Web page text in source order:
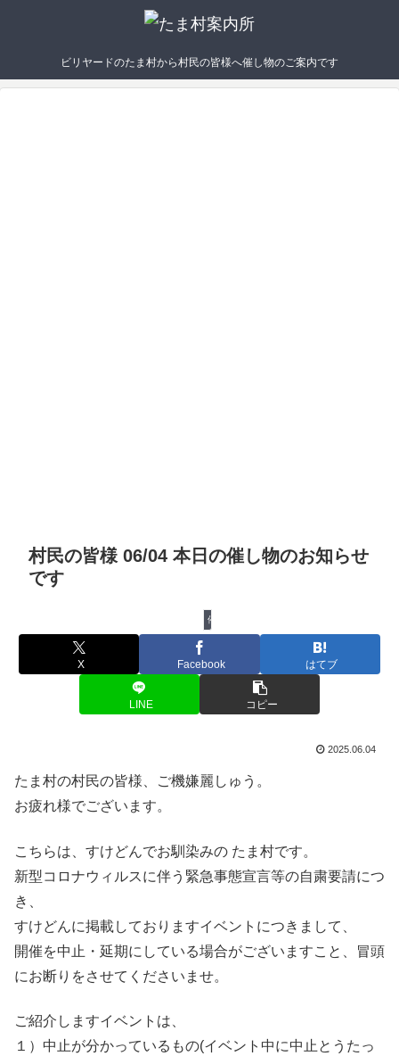
ビリヤードのたま村から村民の皆様へ催し物のご案内です
村民の皆様 06/04 本日の催し物のお知らせ
です
催し物
X Facebook はてブ
LINE コピー
2025.06.04
たま村の村民の皆様、ご機嫌麗しゅう。
お疲れ様でございます。
こちらは、すけどんでお馴染みの たま村です。
新型コロナウィルスに伴う緊急事態宣言等の自粛要請につ
き、
すけどんに掲載しておりますイベントにつきまして、
開催を中止・延期にしている場合がございますこと、冒頭
にお断りをさせてくださいませ。
ご紹介しますイベントは、
１）中止が分かっているもの(イベント中に中止とうたっ